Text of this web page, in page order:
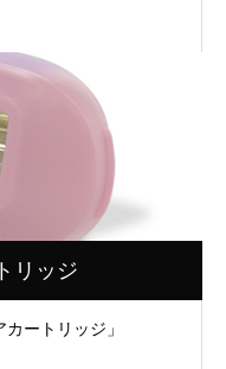
リッジ
ートリッジ」